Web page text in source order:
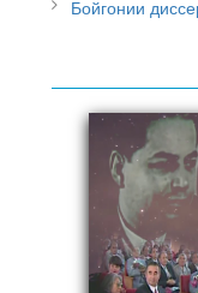
Бойгонии